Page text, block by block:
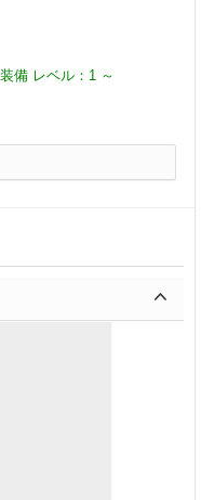
備 レベル： 1 ～